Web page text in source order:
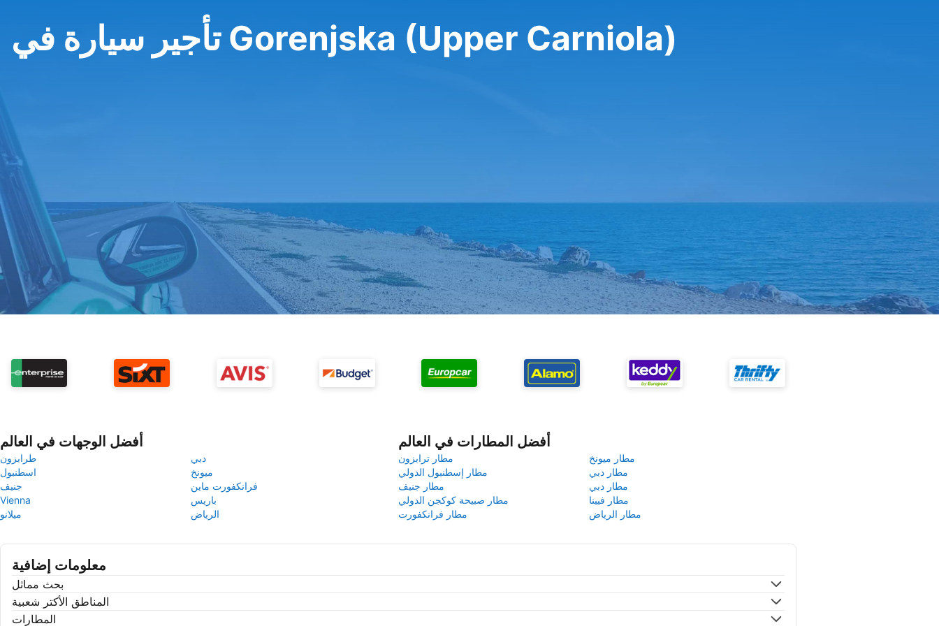
تأجير سيارة في Gorenjska (Upper Carniola)
أفضل الوجهات في العالم
طرابزون
دبي
اسطنبول
ميونخ
جنيف
فرانكفورت ماين
Vienna
باريس
ميلانو
الرياض
أفضل المطارات في العالم
مطار ترابزون
مطار ميونخ
مطار إسطنبول الدولي
مطار دبي
مطار جنيف
مطار دبي
مطار صبيحة كوكجن الدولي
مطار فيينا
مطار فرانكفورت
مطار الرياض
معلومات إضافية
بحث مماثل
المناطق الأكتر شعبية
المطارات